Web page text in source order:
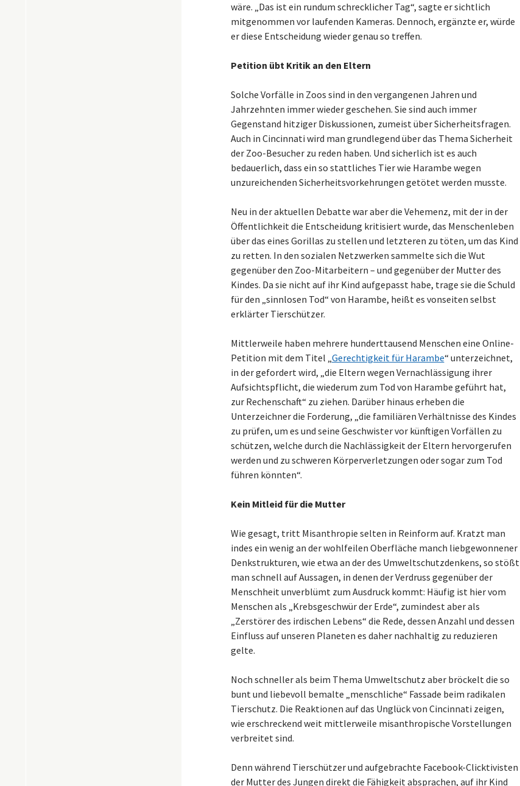
wäre. „Das ist ein rundum schrecklicher Tag“, sagte er sichtlich
mitgenommen vor laufenden Kameras. Dennoch, ergänzte er, würde
er diese Entscheidung wieder genau so treffen.
Petition übt Kritik an den Eltern
Solche Vorfälle in Zoos sind in den vergangenen Jahren und
Jahrzehnten immer wieder geschehen. Sie sind auch immer
Gegenstand hitziger Diskussionen, zumeist über Sicherheitsfragen.
Auch in Cincinnati wird man grundlegend über das Thema Sicherheit
der Zoo-Besucher zu reden haben. Und sicherlich ist es auch
bedauerlich, dass ein so stattliches Tier wie Harambe wegen
unzureichenden Sicherheitsvorkehrungen getötet werden musste.
Neu in der aktuellen Debatte war aber die Vehemenz, mit der in der
Öffentlichkeit die Entscheidung kritisiert wurde, das Menschenleben
über das eines Gorillas zu stellen und letzteren zu töten, um das Kind
zu retten. In den sozialen Netzwerken sammelte sich die Wut
gegenüber den Zoo-Mitarbeitern – und gegenüber der Mutter des
Kindes. Da sie nicht auf ihr Kind aufgepasst habe, trage sie die Schuld
für den „sinnlosen Tod“ von Harambe, heißt es vonseiten selbst
erklärter Tierschützer.
Mittlerweile haben mehrere hunderttausend Menschen eine Online-
Petition mit dem Titel „Gerechtigkeit für Harambe“ unterzeichnet,
in der gefordert wird, „die Eltern wegen Vernachlässigung ihrer
Aufsichtspflicht, die wiederum zum Tod von Harambe geführt hat,
zur Rechenschaft“ zu ziehen. Darüber hinaus erheben die
Unterzeichner die Forderung, „die familiären Verhältnisse des Kindes
zu prüfen, um es und seine Geschwister vor künftigen Vorfällen zu
schützen, welche durch die Nachlässigkeit der Eltern hervorgerufen
werden und zu schweren Körperverletzungen oder sogar zum Tod
führen könnten“.
Kein Mitleid für die Mutter
Wie gesagt, tritt Misanthropie selten in Reinform auf. Kratzt man
indes ein wenig an der wohlfeilen Oberfläche manch liebgewonnener
Denkstrukturen, wie etwa an der des Umweltschutzdenkens, so stößt
man schnell auf Aussagen, in denen der Verdruss gegenüber der
Menschheit unverblümt zum Ausdruck kommt: Häufig ist hier vom
Menschen als „Krebsgeschwür der Erde“, zumindest aber als
„Zerstörer des irdischen Lebens“ die Rede, dessen Anzahl und dessen
Einfluss auf unseren Planeten es daher nachhaltig zu reduzieren
gelte.
Noch schneller als beim Thema Umweltschutz aber bröckelt die so
bunt und liebevoll bemalte „menschliche“ Fassade beim radikalen
Tierschutz. Die Reaktionen auf das Unglück von Cincinnati zeigen,
wie erschreckend weit mittlerweile misanthropische Vorstellungen
verbreitet sind.
Denn während Tierschützer und aufgebrachte Facebook-Clicktivisten
der Mutter des Jungen direkt die Fähigkeit absprachen, auf ihr Kind